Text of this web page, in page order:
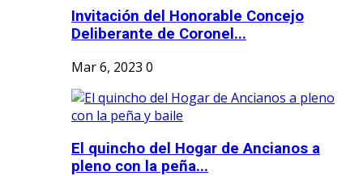
Invitación del Honorable Concejo
Deliberante de Coronel...
Mar 6, 2023 0
El quincho del Hogar de Ancianos a
pleno con la peña...